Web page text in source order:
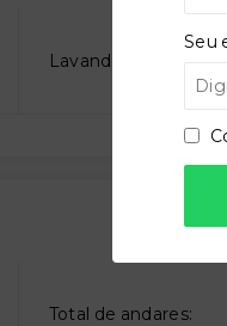
Lavanderia
Total de andares:
Seu